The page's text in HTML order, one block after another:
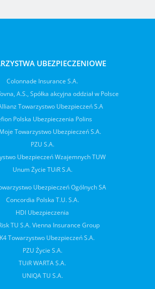
UBEZPIECZENIOWE
Colonnade Insurance S.A.
A.S., Spółka akcyjna oddział w Polsce
Towarzystwo Ubezpieczeń S.A
Polska Ubezpieczenia Polins
Towarzystwo Ubezpieczeń S.A.
PZU S.A.
Ubezpieczeń Wzajemnych TUW
Unum Życie TUiR S.A.
Ubezpieczeń Ogólnych SA
Concordia Polska T.U. S.A.
HDI Ubezpieczenia
TU S.A. Vienna Insurance Group
Towarzystwo Ubezpieczeń S.A.
PZU Życie S.A.
TUiR WARTA S.A.
UNIQA TU S.A.